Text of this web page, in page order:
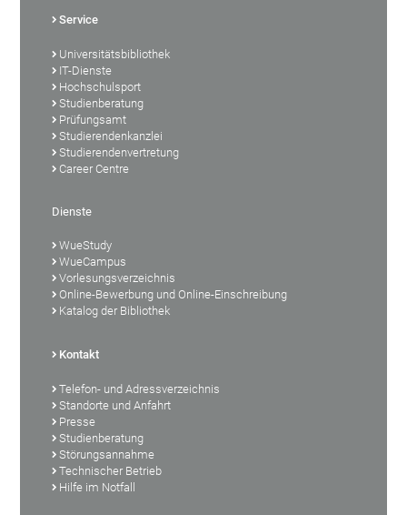
Service
Universitätsbibliothek
IT-Dienste
Hochschulsport
Studienberatung
Prüfungsamt
Studierendenkanzlei
Studierendenvertretung
Career Centre
Dienste
WueStudy
WueCampus
Vorlesungsverzeichnis
Online-Bewerbung und Online-Einschreibung
Katalog der Bibliothek
Kontakt
Telefon- und Adressverzeichnis
Standorte und Anfahrt
Presse
Studienberatung
Störungsannahme
Technischer Betrieb
Hilfe im Notfall